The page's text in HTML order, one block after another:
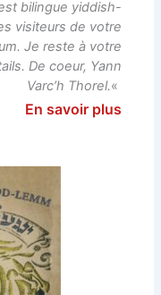
bilingue yiddish-
visiteurs de votre
Je reste à votre
De coeur, Yann
Varc’h Thorel.«
En savoir plus